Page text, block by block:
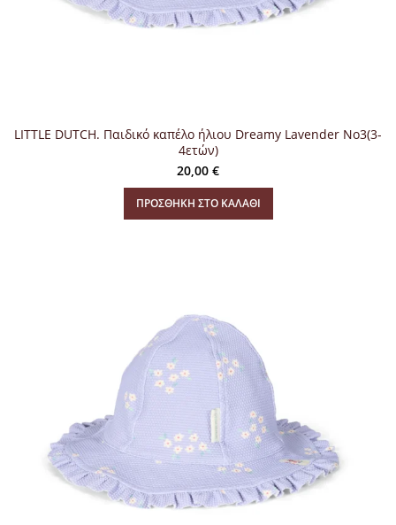
LITTLE DUTCH. Παιδικό καπέλο ήλιου Dreamy Lavender No3(3-
4ετών)
20,00 €
ΠΡΟΣΘΉΚΗ ΣΤΟ ΚΑΛΆΘΙ